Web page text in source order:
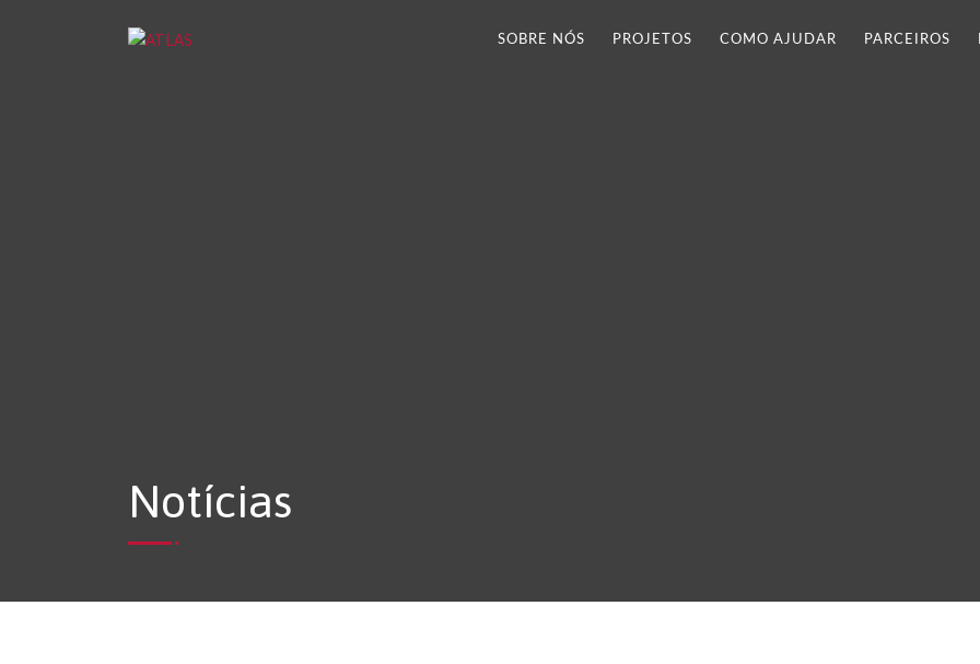
SOBRE NÓS PROJETOS COMO AJUDAR PARCEIROS
Notícias